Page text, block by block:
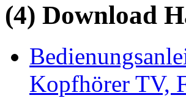
(4) Download
Kopfhörer TV,